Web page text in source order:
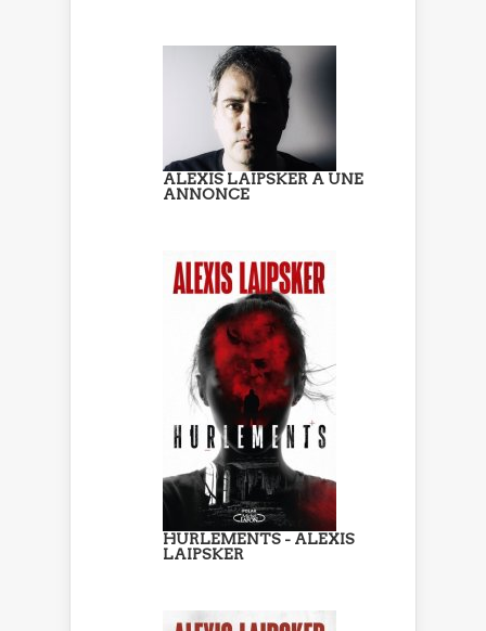
ALEXIS LAIPSKER A UNE
ANNONCE
HURLEMENTS - ALEXIS
LAIPSKER